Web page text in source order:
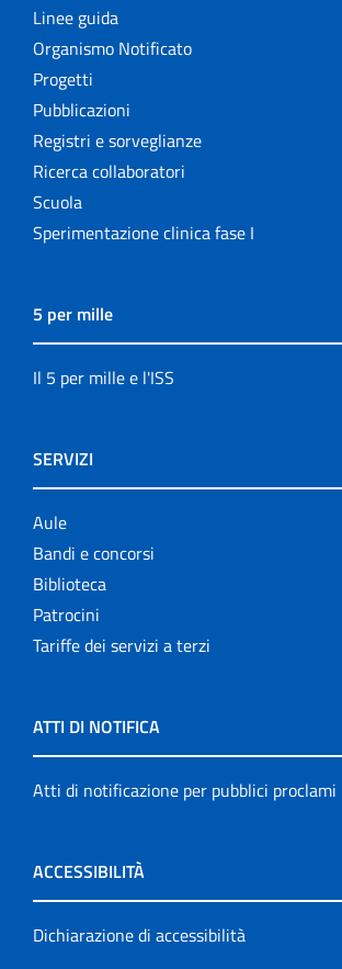
Linee guida
Organismo Notificato
Progetti
Pubblicazioni
Registri e sorveglianze
Ricerca collaboratori
Scuola
Sperimentazione clinica fase I
5 per mille
Il 5 per mille e l'ISS
SERVIZI
Aule
Bandi e concorsi
Biblioteca
Patrocini
Tariffe dei servizi a terzi
ATTI DI NOTIFICA
Atti di notificazione per pubblici proclami
ACCESSIBILITÀ
Dichiarazione di accessibilità